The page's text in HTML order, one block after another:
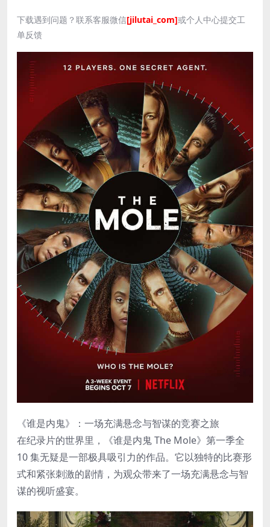
下载遇到问题？联系客服微信[jilutai_com]或个人中心提交工
单反馈
《谁是内鬼》：一场充满悬念与智谋的竞赛之旅
在纪录片的世界里，《谁是内鬼 The Mole》第一季全
10 集无疑是一部极具吸引力的作品。它以独特的比赛形
式和紧张刺激的剧情，为观众带来了一场充满悬念与智
谋的视听盛宴。